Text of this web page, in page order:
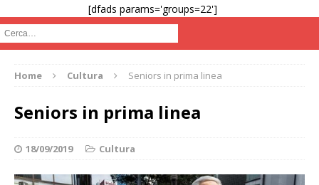
[dfads params='groups=22']
Cerca :
Home Cultura Seniors in prima linea
Seniors in prima linea
18/09/2019 Cultura